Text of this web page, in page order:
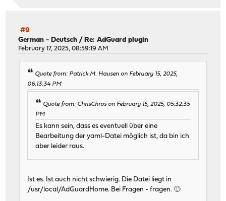
#9
German - Deutsch / Re: AdGuard plugin
February 17, 2025, 08:59:19 AM
Quote from: Patrick M. Hausen on February 15, 2025,
06:13:34 PM
Quote from: ChrisChros on February 15, 2025, 05:32:35
PM
Es kann sein, dass es eventuell über eine
Bearbeitung der yaml-Datei möglich ist, da bin ich
aber leider raus.
Ist es. Ist auch nicht schwierig. Die Datei liegt in
/usr/local/AdGuardHome. Bei Fragen - fragen. 🙂